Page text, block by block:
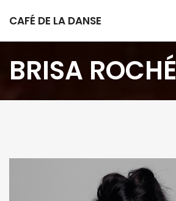
CAFÉ DE LA DANSE
BRISA ROCHÉ